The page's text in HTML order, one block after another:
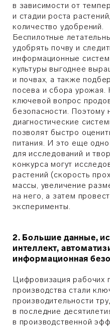
в зависимости от
и стадии роста
количество удобрений.
Беспилотные
удобрять почву и
информационные
культуры выгоднее
и почвах, а также
посева и сбора
ключевой вопрос
безопасности. Поэтому
диагностические
позволят быстро
питания. И это еще
для исследований и
конкурса могут
растений (скорость
массы, увеличение
на него, а затем
эксперименты.
2. Большие данные,
интеллект,
информационная
Цифровизация рабочих
производства стали
производительности
в последние
в производственной